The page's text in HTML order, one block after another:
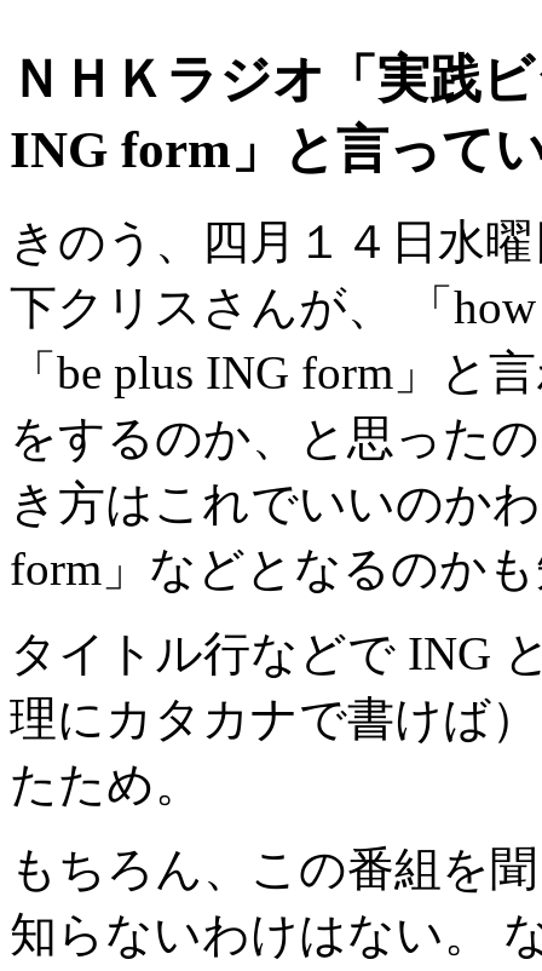
ＮＨＫラジオ「実践
ING form」と言って
きのう、四月１４日水
下クリスさんが、 「
「be plus ING form」と
をするのか、と思った
き方はこれでいいのか
form」などとなるのか
タイトル行などで ING
理にカタカナで書けば
たため。
もちろん、この番組を
知らないわけはない。